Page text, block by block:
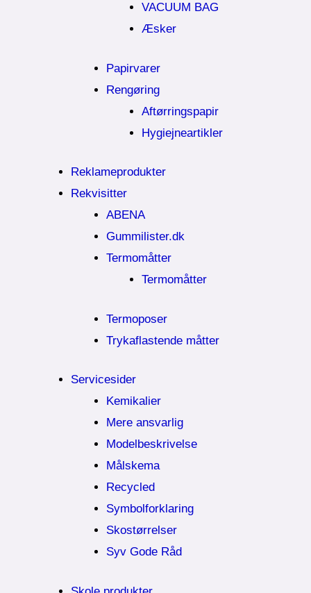
VACUUM BAG
Æsker
Papirvarer
Rengøring
Aftørringspapir
Hygiejneartikler
Reklameprodukter
Rekvisitter
ABENA
Gummilister.dk
Termomåtter
Termomåtter
Termoposer
Trykaflastende måtter
Servicesider
Kemikalier​
Mere ansvarlig
Modelbeskrivelse
Målskema
Recycled
Symbolforklaring
Skostørrelser
Syv Gode Råd